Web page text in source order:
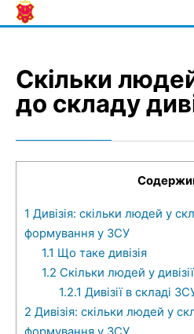
Skip
to
Скільки
до складу
1 Дивізія: скільки людей у
формування у ЗСУ
1.1 Що таке дивізія
1.2 Скільки людей у
1.2.1 Дивізії в складі
2 Дивізія: скільки людей у